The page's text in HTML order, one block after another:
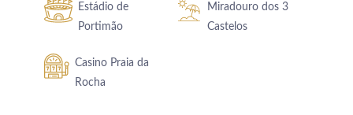
Estádio de
Portimão
Miradouro dos 3
Castelos
Casino Praia da
Rocha